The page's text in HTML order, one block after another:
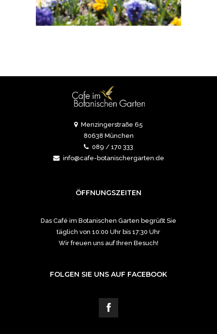
Menzingerstraße 65
80638 München
089 / 170 333
info@cafe-botanischergarten.de
ÖFFNUNGSZEITEN
Das Café im Botanischen Garten begrüßt Sie
täglich von 10:00 Uhr bis 17:30 Uhr
Wir freuen uns auf Ihren Besuch!
FOLGEN SIE UNS AUF FACEBOOK